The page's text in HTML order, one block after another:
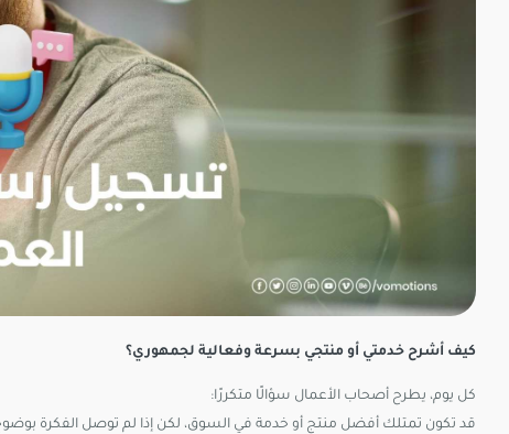
كيف أشرح خدمتي أو منتجي بسرعة وفعالية لجمهوري؟
كل يوم، يطرح أصحاب الأعمال سؤالًا متكررًا:
قد تكون تمتلك أفضل منتج أو خدمة في السوق، لكن إذا لم توصل الفكرة